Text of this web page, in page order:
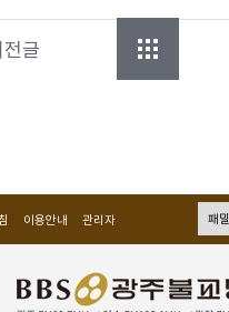
전글
이용안내 관리자